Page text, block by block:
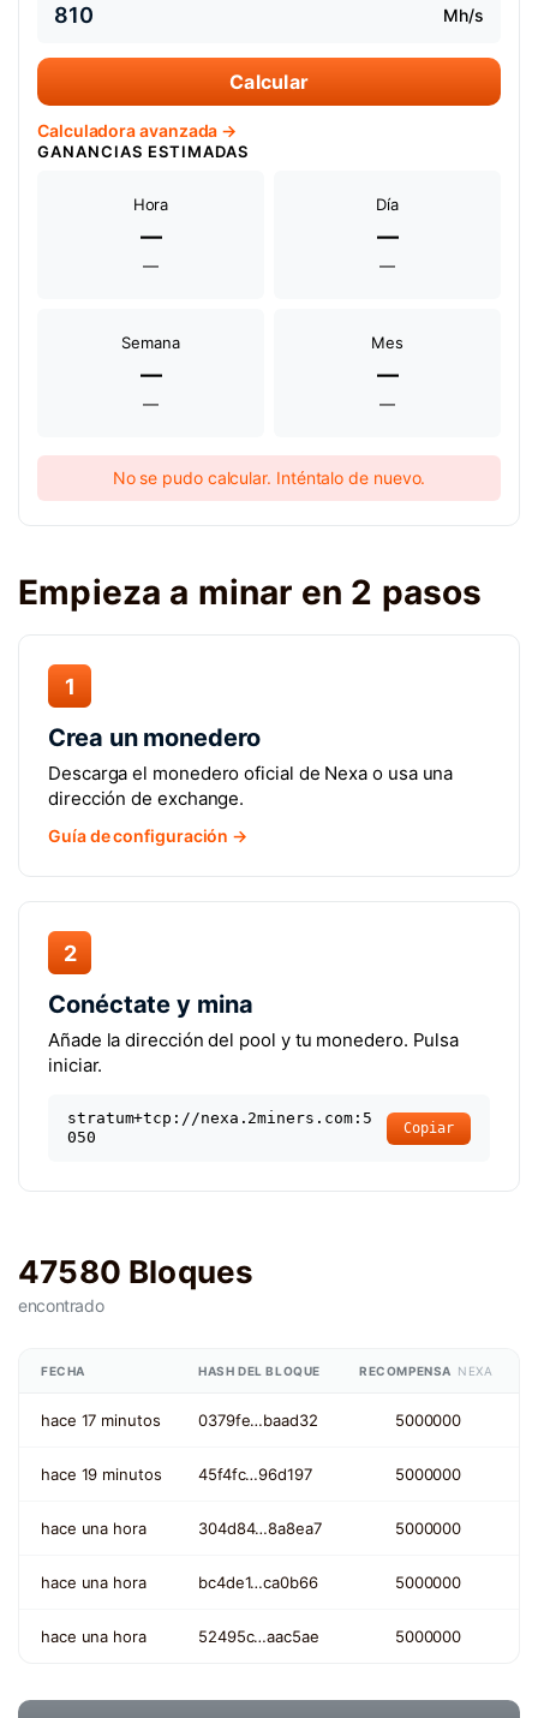
Mh/s
Calcular
Calculadora avanzada →
GANANCIAS ESTIMADAS
Hora
—
—
Día
—
—
Semana
—
—
Mes
—
—
No se pudo calcular. Inténtalo de nuevo.
Empieza a minar en 2 pasos
1
Crea un monedero
Descarga el monedero oficial de Nexa o usa una
dirección de exchange.
Guía de configuración →
2
Conéctate y mina
Añade la dirección del pool y tu monedero. Pulsa
iniciar.
stratum+tcp://nexa.2miners.com:5
050
Copiar
47580 Bloques
encontrado
FECHA HASH DEL BLOQUE RECOMPENSA NEXA
hace 17 minutos 0379fe…baad32 5000000
hace 19 minutos 45f4fc…96d197 5000000
hace una hora 304d84…8a8ea7 5000000
hace una hora bc4de1…ca0b66 5000000
hace una hora 52495c…aac5ae 5000000